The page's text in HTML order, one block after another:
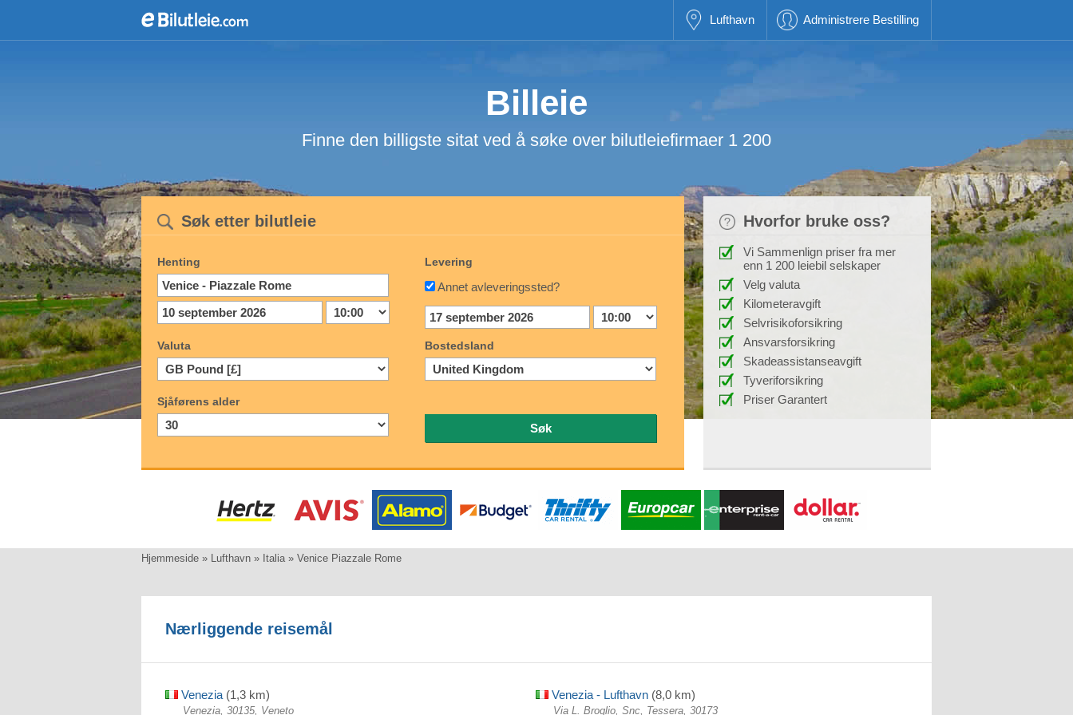
Lufthavn Administrere Bestilling
Billeie
Finne den billigste sitat ved å søke over bilutleiefirmaer 1 200
Søk etter bilutleie
Henting Levering
Annet avleveringssted?
Valuta Bostedsland
Sjåførens alder
Søk
Hvorfor bruke oss?
Vi Sammenlign priser fra mer
enn 1 200 leiebil selskaper
Velg valuta
Kilometeravgift
Selvrisikoforsikring
Ansvarsforsikring
Skadeassistanseavgift
Tyveriforsikring
Priser Garantert
Hjemmeside » Lufthavn » Italia» Venice Piazzale Rome
Nærliggende reisemål
Venezia (1,3 km)
Venezia, 30135, Veneto
Venezia - Lufthavn (8,0 km)
Via L. Broglio, Snc, Tessera, 30173